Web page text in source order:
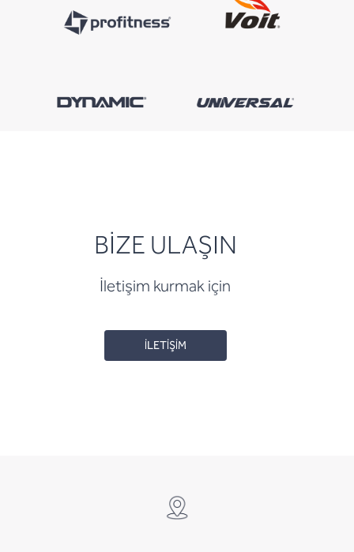
BİZE ULAŞIN
İletişim kurmak için
İLETİŞİM